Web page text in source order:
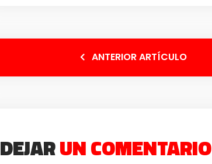
ANTERIOR ARTÍCULO
DEJARUN COMENTARIO